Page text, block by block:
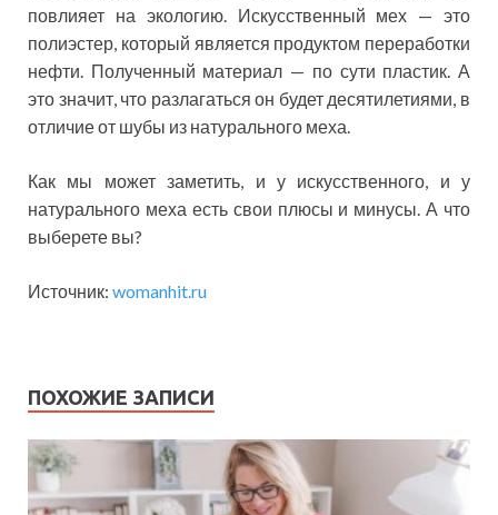
повлияет на экологию. Искусственный мех — это
полиэстер, который является продуктом переработки
нефти. Полученный материал — по сути пластик. А
это значит, что разлагаться он будет десятилетиями, в
отличие от шубы из натурального меха.
Как мы может заметить, и у искусственного, и у
натурального меха есть свои плюсы и минусы. А что
выберете вы?
Источник: womanhit.ru
ПОХОЖИЕ ЗАПИСИ